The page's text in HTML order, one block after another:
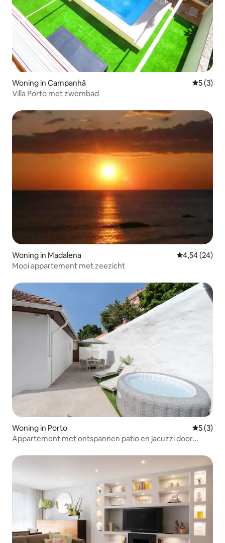
Woning in Campanhã
5 (3)
Villa Porto met zwembad
Woning in Madalena Gemiddelde
4,54 (24)
Mooi appartement met zeezicht
Woning in Porto
5 (3)
Appartement met ontspannen patio en jacuzzi door